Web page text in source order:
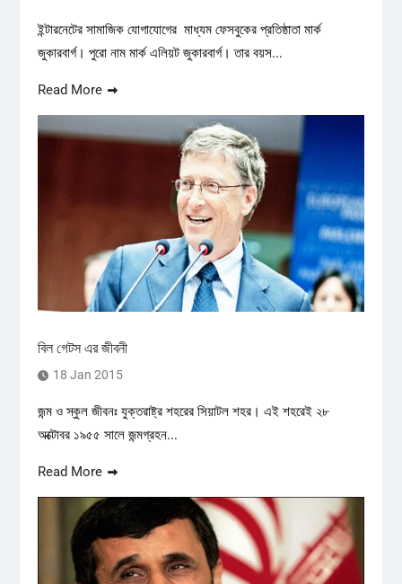
ইন্টারনেটের সামাজিক যোগাযোগের মাধ্যম ফেসবুকের প্রতিষ্ঠাতা মার্ক
জুকারবার্গ। পুরো নাম মার্ক এলিয়ট জুকারবার্গ। তার বয়স...
Read More
বিল গেটস এর জীবনী
18 Jan 2015
জন্ম ও স্কুল জীবনঃ যুক্তরাষ্ট্র শহরের সিয়াটল শহর। এই শহরেই ২৮
অক্টোবর ১৯৫৫ সালে জন্মগ্রহন...
Read More